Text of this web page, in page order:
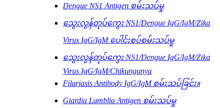
Dengue NS1 Antigen စမ်းသပ်မှု
သွေးလွန်တုပ်ကွေး NS1/Dengue IgG/IgM/Zika
Virus IgG/IgM ပေါင်းစပ်စမ်းသပ်မှု
သွေးလွန်တုပ်ကွေး NS1/Dengue IgG/IgM/Zika
Virus IgG/IgM/Chikungunya
Filariasis Antibody IgG/IgM စမ်းသပ်ခြင်း။
Giardia Lamblia Antigen စမ်းသပ်မှု